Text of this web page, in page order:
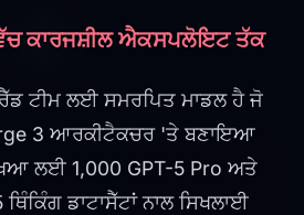
ਕਾਰਜਸ਼ੀਲ ਐਕਸਪਲੋਇਟ ਤੱਕ
ਟੀਮ ਲਈ ਸਮਰਪਿਤ ਮਾਡਲ ਹੈ ਜੋ
3 ਆਰਕੀਟੈਕਚਰ 'ਤੇ ਬਣਾਇਆ
ਲਈ 1,000 GPT-5 Pro ਅਤੇ
ਡਾਟਾਸੈੱਟਾਂ ਨਾਲ ਸਿਖਲਾਈ